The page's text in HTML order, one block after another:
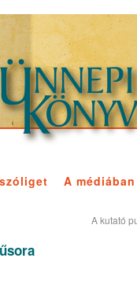
A médiában
A kutató